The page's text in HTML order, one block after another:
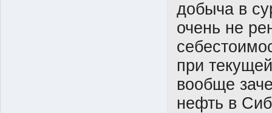
добыча в
очень не
при
вообще
нефть в